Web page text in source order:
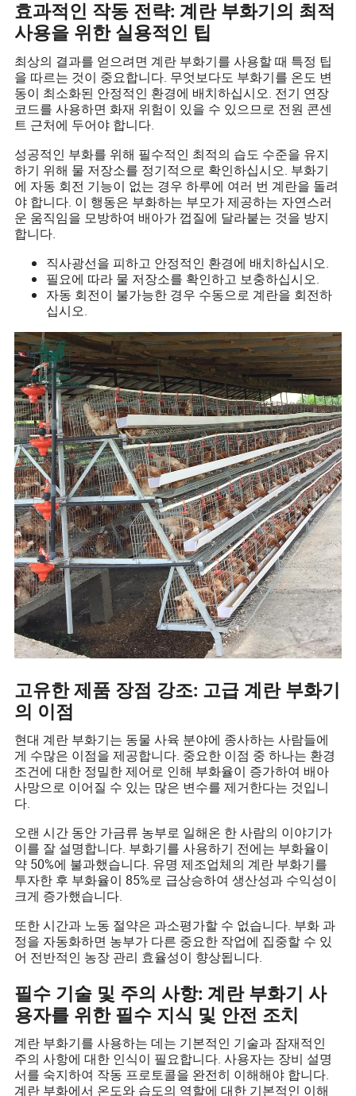
효과적인 작동 전략: 계란 부화기의 최적
사용을 위한 실용적인 팁
최상의 결과를 얻으려면 계란 부화기를 사용할 때 특정 팁
을 따르는 것이 중요합니다. 무엇보다도 부화기를 온도 변
동이 최소화된 안정적인 환경에 배치하십시오. 전기 연장
코드를 사용하면 화재 위험이 있을 수 있으므로 전원 콘센
트 근처에 두어야 합니다.
성공적인 부화를 위해 필수적인 최적의 습도 수준을 유지
하기 위해 물 저장소를 정기적으로 확인하십시오. 부화기
에 자동 회전 기능이 없는 경우 하루에 여러 번 계란을 돌려
야 합니다. 이 행동은 부화하는 부모가 제공하는 자연스러
운 움직임을 모방하여 배아가 껍질에 달라붙는 것을 방지
합니다.
직사광선을 피하고 안정적인 환경에 배치하십시오.
필요에 따라 물 저장소를 확인하고 보충하십시오.
자동 회전이 불가능한 경우 수동으로 계란을 회전하
십시오.
고유한 제품 장점 강조: 고급 계란 부화기
의 이점
현대 계란 부화기는 동물 사육 분야에 종사하는 사람들에
게 수많은 이점을 제공합니다. 중요한 이점 중 하나는 환경
조건에 대한 정밀한 제어로 인해 부화율이 증가하여 배아
사망으로 이어질 수 있는 많은 변수를 제거한다는 것입니
다.
오랜 시간 동안 가금류 농부로 일해온 한 사람의 이야기가
이를 잘 설명합니다. 부화기를 사용하기 전에는 부화율이
약 50%에 불과했습니다. 유명 제조업체의 계란 부화기를
투자한 후 부화율이 85%로 급상승하여 생산성과 수익성이
크게 증가했습니다.
또한 시간과 노동 절약은 과소평가할 수 없습니다. 부화 과
정을 자동화하면 농부가 다른 중요한 작업에 집중할 수 있
어 전반적인 농장 관리 효율성이 향상됩니다.
필수 기술 및 주의 사항: 계란 부화기 사
용자를 위한 필수 지식 및 안전 조치
계란 부화기를 사용하는 데는 기본적인 기술과 잠재적인
주의 사항에 대한 인식이 필요합니다. 사용자는 장비 설명
서를 숙지하여 작동 프로토콜을 완전히 이해해야 합니다.
계란 부화에서 온도와 습도의 역할에 대한 기본적인 이해